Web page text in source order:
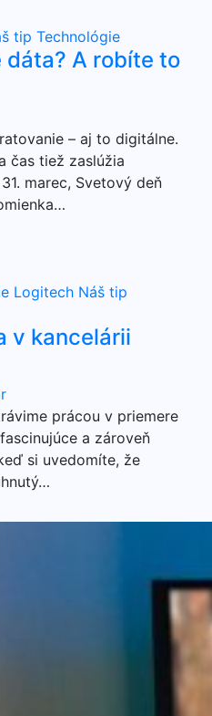
tip Technológie
dáta? A robíte to
– aj to digitálne.
čas tiež zaslúžia
marec, Svetový deň
Logitech Náš tip
v kancelárii
prácou v priemere
a zároveň
si uvedomíte, že